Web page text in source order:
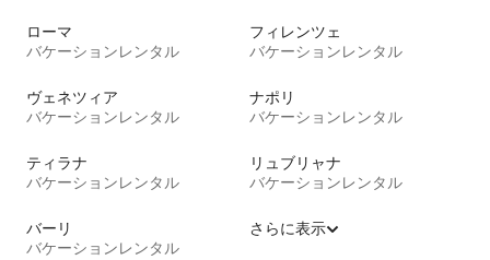
ローマ
バケーションレンタル
フィレンツェ
バケーションレンタル
ヴェネツィア
バケーションレンタル
ナポリ
バケーションレンタル
ティラナ
バケーションレンタル
リュブリャナ
バケーションレンタル
バーリ
バケーションレンタル
さらに表示